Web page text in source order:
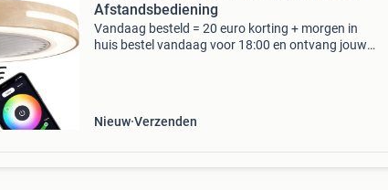
Afstandsbediening
Vandaag besteld = 20 euro korting + morgen in
huis bestel vandaag voor 18:00 en ontvang jouw
Nieuw Verzenden